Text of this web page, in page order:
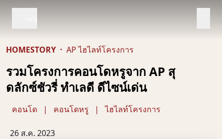
HOMESTORY · AP ไฮไลท์โครงการ
รวมโครงการคอนโดหรูจาก AP สุ
ดลักซ์ชัวรี่ ทำเลดี ดีไซน์เด่น
คอนโด | คอนโดหรู | ไฮไลท์โครงการ
26 ส.ค. 2023